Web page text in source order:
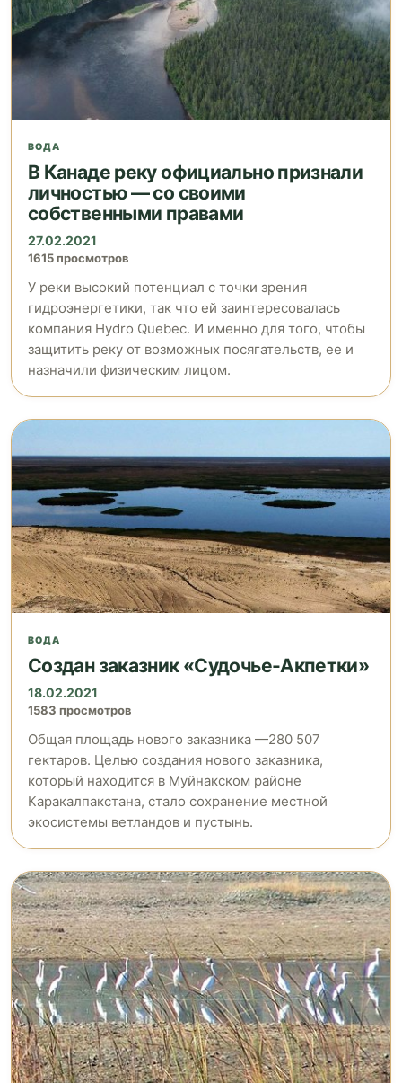
ВОДА
В Канаде реку официально признали
личностью — со своими
собственными правами
27.02.2021
1615 просмотров
У реки высокий потенциал с точки зрения
гидроэнергетики, так что ей заинтересовалась
компания Hydro Quebec. И именно для того, чтобы
защитить реку от возможных посягательств, ее и
назначили физическим лицом.
ВОДА
Создан заказник «Судочье-Акпетки»
18.02.2021
1583 просмотров
Общая площадь нового заказника —280 507
гектаров. Целью создания нового заказника,
который находится в Муйнакском районе
Каракалпакстана, стало сохранение местной
экосистемы ветландов и пустынь.